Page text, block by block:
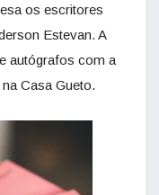
os escritores
Estevan. A
autógrafos com a
Casa Gueto.